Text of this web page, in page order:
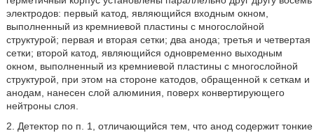
электродов: первый катод, являющийся входным окном,
выполненный из кремниевой пластины с многослойной
структурой; первая и вторая сетки; два анода; третья и четвертая
сетки; второй катод, являющийся одновременно выходным
окном, выполненный из кремниевой пластины с многослойной
структурой, при этом на стороне катодов, обращенной к сеткам и
анодам, нанесен слой алюминия, поверх конвертирующего
нейтроны слоя.
2. Детектор по п. 1, отличающийся тем, что анод содержит тонкие